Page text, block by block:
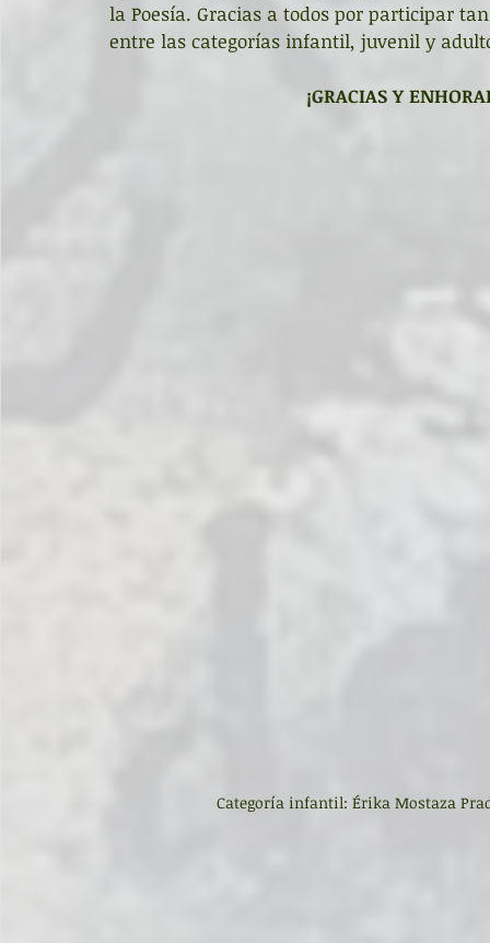
Asturias Capital Mundial Poesía Fundación Princesa
Corrada de la Poesía Día
la Poesía. Gracias a todos por participar
entre las categorías infantil, juvenil y
¡GRACIAS Y
Categoría infantil: Érika Mostaza